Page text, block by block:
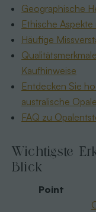
Geographische
Ethische Aspekte
Häufige
Kaufhinweise
Entdecken Sie
australische Opale
FAQ zu
Wichtigste
Blick
Point